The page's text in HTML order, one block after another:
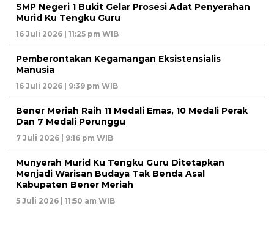
SMP Negeri 1 Bukit Gelar Prosesi Adat Penyerahan
Murid Ku Tengku Guru
16 Juli 2026 | 11:25 pm WIB
Pemberontakan Kegamangan Eksistensialis
Manusia
16 Juli 2026 | 9:39 pm WIB
Bener Meriah Raih 11 Medali Emas, 10 Medali Perak
Dan 7 Medali Perunggu
7 Juli 2026 | 9:16 pm WIB
Munyerah Murid Ku Tengku Guru Ditetapkan
Menjadi Warisan Budaya Tak Benda Asal
Kabupaten Bener Meriah
5 Juli 2026 | 11:50 am WIB